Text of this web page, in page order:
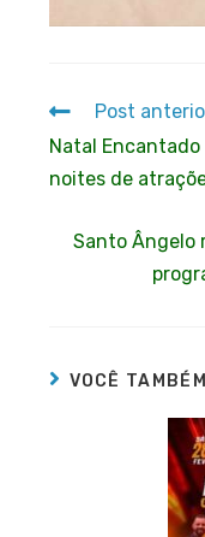
Post
Natal
noites de
Santo Ângelo
VOCÊ